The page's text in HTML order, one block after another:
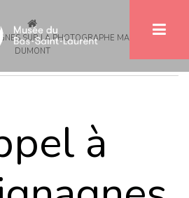
SUR LA PHOTOGRAPHE MARIE-ALICE
DUMONT
à